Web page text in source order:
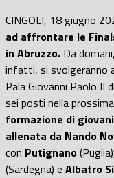
CINGOLI, 18 giugno
ad affrontare le
in Abruzzo. Da
infatti, si svolgeranno
Pala Giovanni Paolo II di
sei posti nella
formazione di
allenata da Nando
con Putignano
(Sardegna) e Albatro